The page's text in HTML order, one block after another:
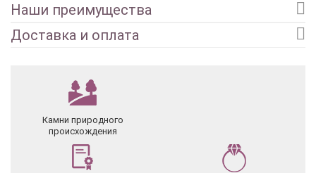
Наши преимущества
Доставка и оплата
Камни природного
происхождения